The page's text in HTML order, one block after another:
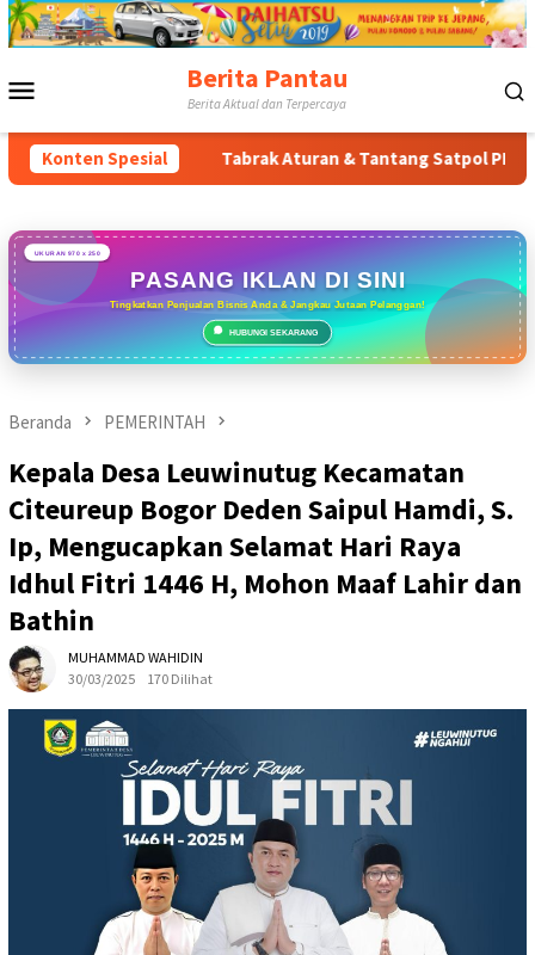
Loncat
ke
Berita Pantau
Berita Aktual dan Terpercaya
Konten Spesial
Tabrak Aturan & Tantang Satpol PP: Pembangunan
UKURAN 970 x 250
PASANG IKLAN DI SINI
Tingkatkan Penjualan Bisnis Anda & Jangkau Jutaan Pelanggan!
HUBUNGI SEKARANG
Beranda PEMERINTAH
Kepala Desa Leuwinutug Kecamatan
Citeureup Bogor Deden Saipul Hamdi, S.
Ip, Mengucapkan Selamat Hari Raya
Idhul Fitri 1446 H, Mohon Maaf Lahir dan
Bathin
MUHAMMAD WAHIDIN
30/03/2025
170 Dilihat